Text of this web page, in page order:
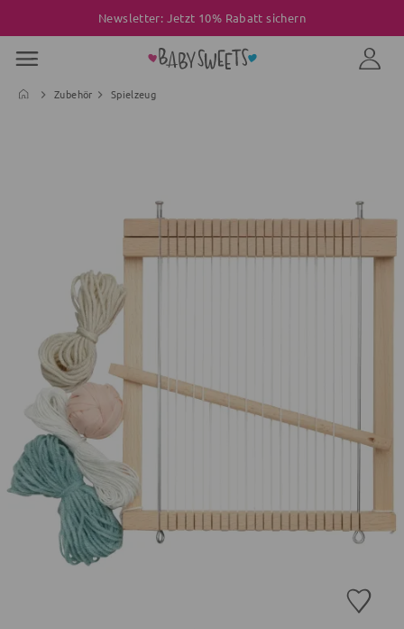
Newsletter: Jetzt 10% Rabatt sichern
Zubehör Spielzeug